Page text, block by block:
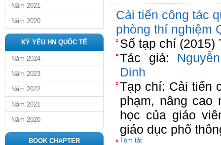
Năm 2021
Năm 2020
KỶ YẾU HN QUỐC TẾ
Năm 2024
Năm 2023
Năm 2022
Năm 2021
Năm 2020
BOOK CHAPTER
Cải tiến công tác
phòng thí nghiệm
Số tạp chí (2015)
Tác giả:
Dinh
Tạp chí: Cải tiến
phạm, nâng cao
học của giáo
giáo dục phổ
Tóm tắt